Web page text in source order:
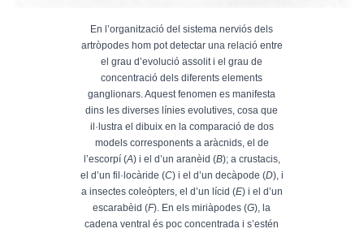
En l’organització del sistema nerviós dels
artròpodes hom pot detectar una relació entre
el grau d’evolució assolit i el grau de
concentració dels diferents elements
ganglionars. Aquest fenomen es manifesta
dins les diverses línies evolutives, cosa que
il·lustra el dibuix en la comparació de dos
models corresponents a aràcnids, el de
l’escorpí (A) i el d’un aranèid (B); a crustacis,
el d’un fil·locàride (C) i el d’un decàpode (D), i
a insectes coleòpters, el d’un lícid (E) i el d’un
escarabèid (F). En els miriàpodes (G), la
cadena ventral és poc concentrada i s’estén